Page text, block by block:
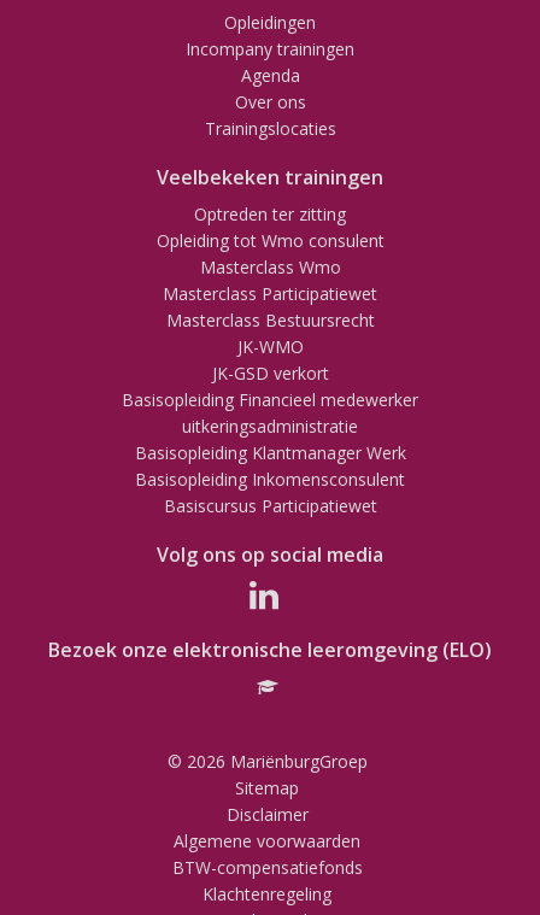
Opleidingen
Incompany trainingen
Agenda
Over ons
Trainingslocaties
Veelbekeken trainingen
Optreden ter zitting
Opleiding tot Wmo consulent
Masterclass Wmo
Masterclass Participatiewet
Masterclass Bestuursrecht
JK-WMO
JK-GSD verkort
Basisopleiding Financieel medewerker
uitkeringsadministratie
Basisopleiding Klantmanager Werk
Basisopleiding Inkomensconsulent
Basiscursus Participatiewet
Volg ons op social media
Bezoek onze elektronische leeromgeving (ELO)
© 2026 MariënburgGroep
Sitemap
Disclaimer
Algemene voorwaarden
BTW-compensatiefonds
Klachtenregeling